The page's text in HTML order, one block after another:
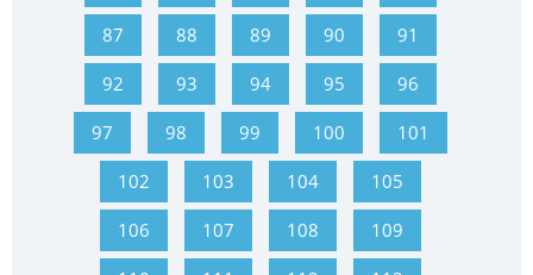
87 88 89 90 91
92 93 94 95 96
97 98 99 100 101
102 103 104 105
106 107 108 109